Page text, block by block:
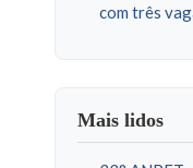
com três
Mais lidos